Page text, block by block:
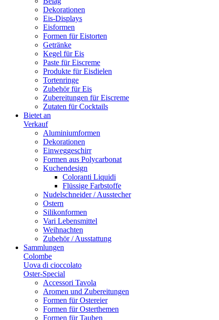
Dekorationen
Eis-Displays
Eisformen
Formen für Eistorten
Getränke
Kegel für Eis
Paste für Eiscreme
Produkte für Eisdielen
Tortenringe
Zubehör für Eis
Zubereitungen für Eiscreme
Zutaten für Cocktails
Bietet an
Verkauf
Aluminiumformen
Dekorationen
Einweggeschirr
Formen aus Polycarbonat
Kuchendesign
Coloranti Liquidi
Flüssige Farbstoffe
Nudelschneider / Ausstecher
Ostern
Silikonformen
Vari Lebensmittel
Weihnachten
Zubehör / Ausstattung
Sammlungen
Colombe
Uova di cioccolato
Oster-Special
Accessori Tavola
Aromen und Zubereitungen
Formen für Ostereier
Formen für Osterthemen
Formen für Tauben